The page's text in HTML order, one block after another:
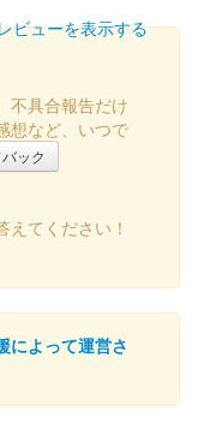
上信長版
覇王信長版
通常版
ビューを表示する
不具合報告だけ
想など、いつで
ック
てください！
によって運営さ